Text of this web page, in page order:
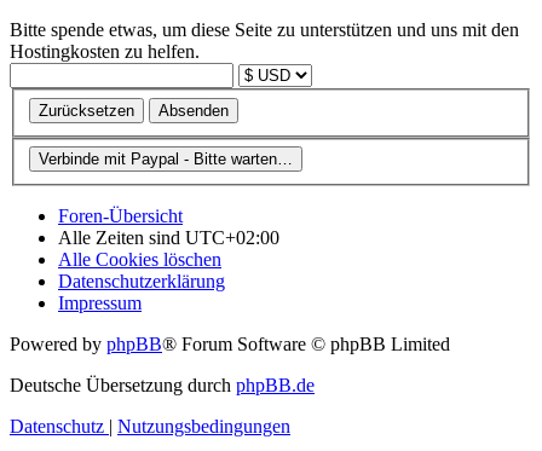
Bitte spende etwas, um diese Seite zu unterstützen und uns mit den
Hostingkosten zu helfen.
Foren-Übersicht
Alle Zeiten sind UTC+02:00
Alle Cookies löschen
Datenschutzerklärung
Impressum
Powered by phpBB® Forum Software © phpBB Limited
Deutsche Übersetzung durch phpBB.de
Datenschutz
Nutzungsbedingungen